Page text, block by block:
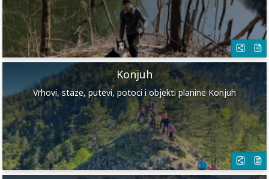
Konjuh
Vrhovi, staze, putevi, potoci i objekti planine Konjuh